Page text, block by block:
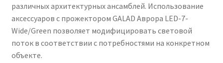
Сертификаты
Таблица выбора вводного щитка
различных архитектурных ансамблей. Использование
аксессуаров с прожектором GALAD Аврора LED-7-
Wide/Green позволяет модифицировать световой
поток в соответствии с потребностями на конкретном
объекте.